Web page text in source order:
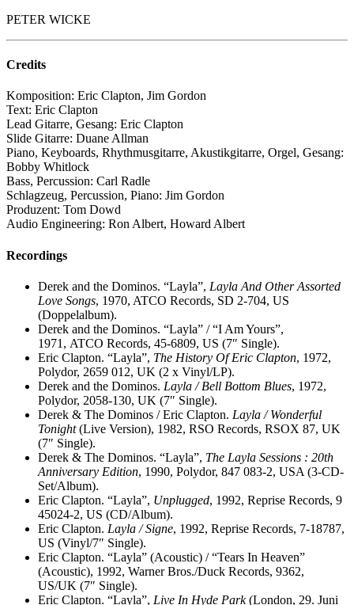
PETER WICKE
Credits
Komposition: Eric Clapton, Jim Gordon
Text: Eric Clapton
Lead Gitarre, Gesang: Eric Clapton
Slide Gitarre: Duane Allman
Piano, Keyboards, Rhythmusgitarre, Akustikgitarre, Orgel, Gesang:
Bobby Whitlock
Bass, Percussion: Carl Radle
Schlagzeug, Percussion, Piano: Jim Gordon
Produzent: Tom Dowd
Audio Engineering: Ron Albert, Howard Albert
Recordings
Derek and the Dominos. “Layla”, Layla And Other Assorted
Love Songs, 1970, ATCO Records, SD 2-704, ‎US
(Doppelalbum).
Derek and the Dominos. “Layla” / “I Am Yours”,
1971, ATCO Records, 45-6809, US (7″ Single).
Eric Clapton. “Layla”, The History Of Eric Clapton, 1972,
Polydor, 2659 012, UK (2 x Vinyl/LP).
Derek and the Dominos. Layla / Bell Bottom Blues, 1972,
Polydor, 2058-130, UK (7″ Single).
Derek & The Dominos / Eric Clapton. Layla / Wonderful
Tonight(Live Version), 1982, RSO Records, RSOX 87, UK
(7″ Single).
Derek & The Dominos. “Layla”, The Layla Sessions : 20th
Anniversary Edition, 1990, Polydor, 847 083-2, USA (3-CD-
Set/Album).
Eric Clapton. “Layla”, Unplugged, 1992, Reprise Records, 9
45024-2, US (CD/Album).
Eric Clapton. Layla / Signe, 1992, ‎Reprise Records, 7-18787,
US (Vinyl/7″ Single).
Eric Clapton. “Layla” (Acoustic) / “Tears In Heaven”
(Acoustic), 1992, Warner Bros./Duck Records, 9362,
US/UK (7″ Single).
Eric Clapton. “Layla”, Live In Hyde Park(London, 29. Juni